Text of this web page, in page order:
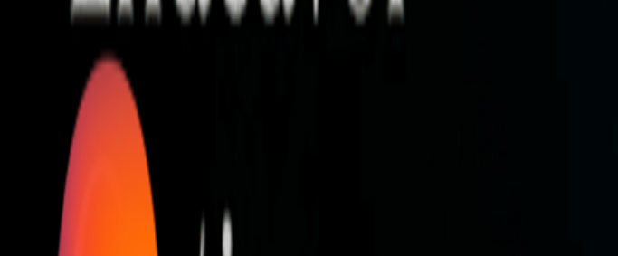
Who we are
AT PARTNERSが提供するファンド・オブ・ファンズを活用した
オープンイノベーション活動のフロー
詳しく見る
AT PARTNERS3つの強み